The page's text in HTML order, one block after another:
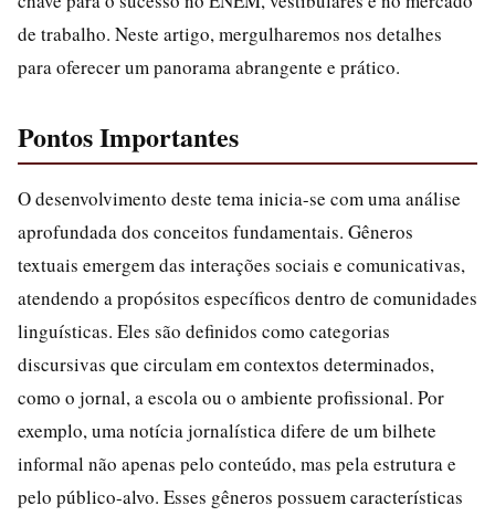
de trabalho. Neste artigo, mergulharemos nos detalhes
para oferecer um panorama abrangente e prático.
Pontos Importantes
O desenvolvimento deste tema inicia-se com uma análise
aprofundada dos conceitos fundamentais. Gêneros
textuais emergem das interações sociais e comunicativas,
atendendo a propósitos específicos dentro de comunidades
linguísticas. Eles são definidos como categorias
discursivas que circulam em contextos determinados,
como o jornal, a escola ou o ambiente profissional. Por
exemplo, uma notícia jornalística difere de um bilhete
informal não apenas pelo conteúdo, mas pela estrutura e
pelo público-alvo. Esses gêneros possuem características